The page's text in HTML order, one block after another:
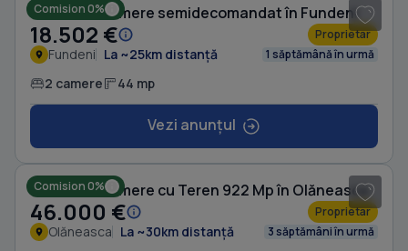
Comision 0%
Casă cu 2 camere semidecomandat în Fundeni
18.502 € Proprietar
Fundeni La ~25km distanță 1 săptămână în urmă
2 camere 44 mp
Vezi anunțul
Comision 0%
Casă cu 2 camere cu Teren 922 Mp în Olăneasca
46.000 € Proprietar
Olăneasca La ~30km distanță 3 săptămâni în urmă